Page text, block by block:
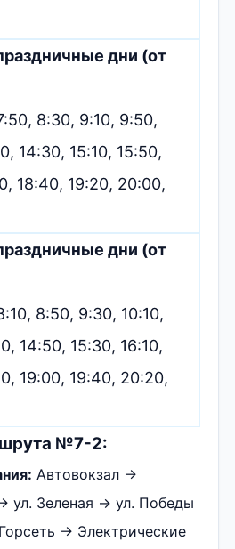
дни (от
8:30, 9:10, 9:50,
14:30, 15:10, 15:50,
18:40, 19:20, 20:00,
дни (от
8:50, 9:30, 10:10,
14:50, 15:30, 16:10,
19:00, 19:40, 20:20,
№7-2:
Автовокзал →
ул. Зеленая → ул. Победы
→ Электрические